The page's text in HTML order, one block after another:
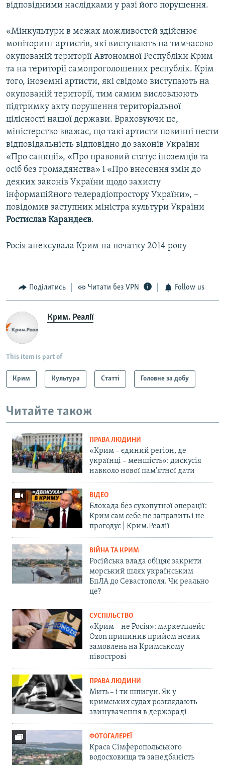
відповідними наслідками у разі його порушення.
«Мінкультури в межах можливостей здійснює
моніторинг артистів, які виступають на тимчасово
окупованій території Автономної Республіки Крим
та на території самопроголошених республік. Крім
того, іноземні артисти, які свідомо виступають на
окупованій території, тим самим висловлюють
підтримку акту порушення територіальної
цілісності нашої держави. Враховуючи це,
міністерство вважає, що такі артисти повинні нести
відповідальність відповідно до законів України
«Про санкції», «Про правовий статус іноземців та
осіб без громадянства» і «Про внесення змін до
деяких законів України щодо захисту
інформаційного телерадіопростору України», –
повідомив заступник міністра культури України
Ростислав Карандеєв.
Росія анексувала Крим на початку 2014 року
Поділитись Читати без VPN Follow us
Крим. Реалії
This item is part of
Крим Культура Статті Головне за добу
Читайте також
ПРАВА ЛЮДИНИ
«Крим – єдиний регіон, де
українці – меншість»: дискусія
навколо нової пам'ятної дати
ВІДЕО
Блокада без сухопутної операції:
Крим сам себе не заправить і не
прогодує | Крим.Реалії
ВІЙНА ТА КРИМ
Російська влада обіцяє закрити
морський шлях українським
БпЛА до Севастополя. Чи реально
це?
СУСПІЛЬСТВО
«Крим – не Росія»: маркетплейс
Ozon припинив прийом нових
замовлень на Кримському
півострові
ПРАВА ЛЮДИНИ
Мить – і ти шпигун. Як у
кримських судах розглядають
звинувачення в держзраді
ФОТОГАЛЕРЕЇ
Краса Сімферопольського
водосховища та занедбаність